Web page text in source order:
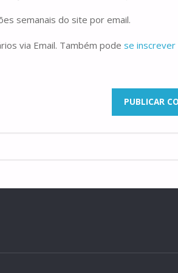
semanais do site por email.
via Email. Também pode se inscrever